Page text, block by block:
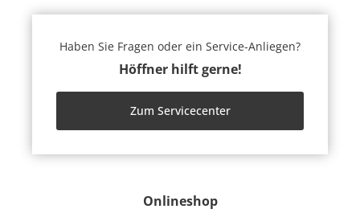
Onlineshop
Haben Sie Fragen oder ein Service-Anliegen?
Höffner hilft gerne!
Zum Servicecenter